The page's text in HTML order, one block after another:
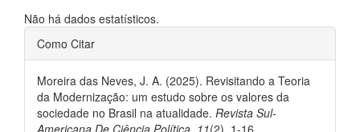
Não há dados estatísticos.
Como Citar
Moreira das Neves, J. A. (2025). Revisitando a Teoria
da Modernização: um estudo sobre os valores da
sociedade no Brasil na atualidade. Revista Sul-